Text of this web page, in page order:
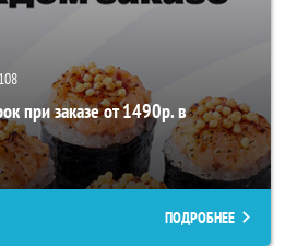
108
при заказе от 1490р. в
ПОДРОБНЕЕ